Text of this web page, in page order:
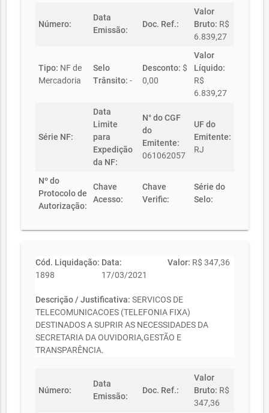
Número:
Data
Emissão:
Doc. Ref.:
Valor
Bruto: R$
6.839,27
Tipo: NF de
Mercadoria
Selo
Trânsito: -
Desconto: $
0,00
Valor
Líquido:
R$
6.839,27
Série NF:
Data
Limite
para
Expedição
da NF:
N° do CGF
do
Emitente:
061062057
UF do
Emitente:
RJ
Nº do
Protocolo de
Autorização:
Chave
Acesso:
Chave
Verific:
Série do
Selo:
Cód. Liquidação:
1898
Data:
17/03/2021
Valor: R$ 347,36
Descrição / Justificativa: SERVICOS DE
TELECOMUNICACOES (TELEFONIA FIXA)
DESTINADOS A SUPRIR AS NECESSIDADES DA
SECRETARIA DA OUVIDORIA,GESTÃO E
TRANSPARÊNCIA.
Número:
Data
Emissão:
Doc. Ref.:
Valor
Bruto: R$
347,36